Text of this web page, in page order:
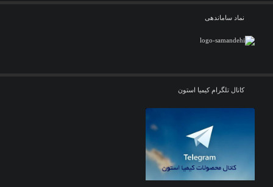
نماد ساماندهی
کانال تلگرام کیمیا استون